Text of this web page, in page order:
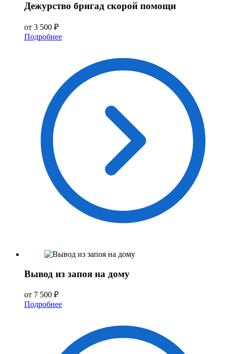
Дежурство бригад скорой помощи
от 3 500 ₽
Подробнее
Вывод из запоя на дому
от 7 500 ₽
Подробнее